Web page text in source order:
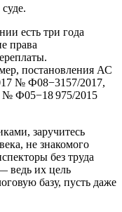
есть три года
права
постановления АС
№ Ф08−3157/2017,
№ Ф05−18 975/2015
заручитесь
не знакомого
без труда
ведь их цель
базу, пусть даже